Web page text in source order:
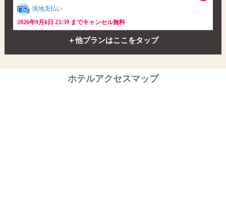
現地支払い
2026年9月6日 23:59 までキャンセル無料
＋他プランはここをタップ
ホテルアクセスマップ